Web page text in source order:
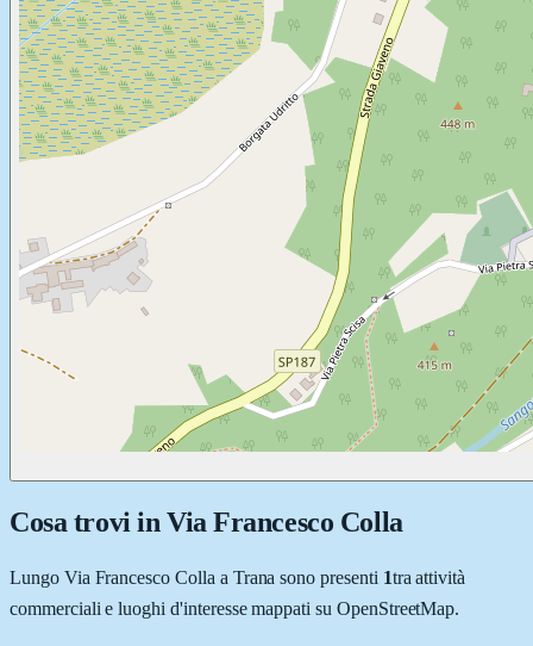
Cosa trovi in Via Francesco Colla
Lungo Via Francesco Colla a Trana sono presenti 1tra attività
commerciali e luoghi d'interesse mappati su OpenStreetMap.